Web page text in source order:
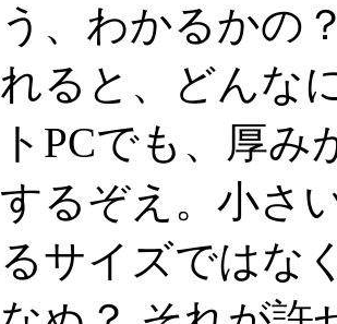
う、わかるかの
れると、どんな
トPCでも、厚み
するぞえ。小さ
るサイズではな